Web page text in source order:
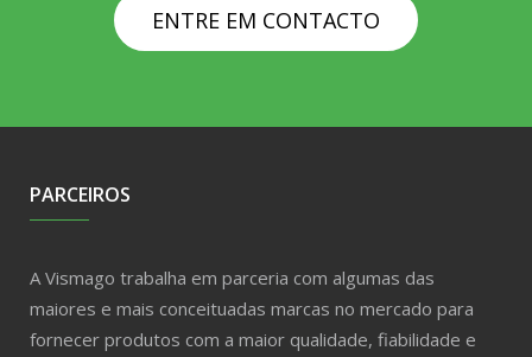
ENTRE EM CONTACTO
PARCEIROS
A Vismago trabalha em parceria com algumas das
maiores e mais conceituadas marcas no mercado para
fornecer produtos com a maior qualidade, fiabilidade e